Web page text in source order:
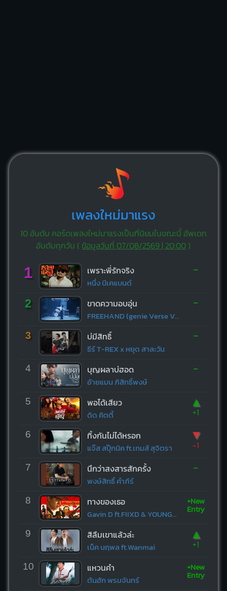
เพลงใหม่มาแรง
10 อันดับ คอร์ดเพลงใหม่มาแรงเป็นที่นิยมในขณะนี้ อัพเดท
อันดับทุกวัน ( ข้อมูลวันที่ 07/08/2569 | 20:00 )
1 เพราะพี่รักจริง
หนึ่ง บีเคแบนด์
-
2 ขาดความอบอุ่น
FREEHAND (genie Verse Vol.1)
-
3 บ่มีสิทธิ์
ธีร์ T-REX x หยุด สาละวัน
-
4 บุญผลาบ่ฮอด
อ้ายแมน ภิสิทธิ์พงษ์
-
5 พอได้เสียว
ดิด คิตตี้
▲
+1
6 ทิ้งกันไม่ได้หรอก
แจ๊ส สปุ๊กนิค ft.เกมส์ สุจิตรา
▼
-1
7 นึกว่าสงสารสักครั้ง
พงษ์สิทธิ์ คำภีร์
-
8 ทางของเธอ
Gavin D ft.FIIXD & YOUNGOHM
+New
Entry
9 สิลืมเขาแล้วล่ะ
เน็ค นฤพล ft.Wanmai
▲
+1
10 แหวนคำ
ต้นฮัก พรมจันทร์
+New
Entry